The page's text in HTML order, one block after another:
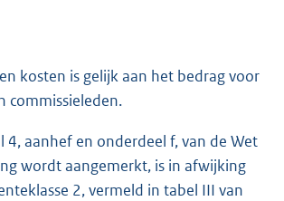
kosten is gelijk aan het bedrag voor
commissieleden.
4, aanhef en onderdeel f, van de Wet
wordt aangemerkt, is in afwijking
2, vermeld in tabel III van